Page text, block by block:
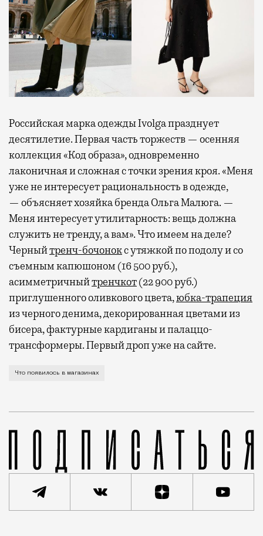
Российская марка одежды Ivolga празднует
десятилетие. Первая часть торжеств — осенняя
коллекция «Код образа», одновременно
лаконичная и сложная с точки зрения кроя. «Меня
уже не интересует рациональность в одежде,
— объясняет хозяйка бренда Ольга Малюга. —
Меня интересует утилитарность: вещь должна
служить не тренду, а вам». Что имеем на деле?
Черныйтренч-бочонокс утяжкой по подолу и со
съемным капюшоном (16 500 руб.),
асимметричныйтренчкот(22 900 руб.)
приглушенного оливкового цвета,юбка-трапеция
из черного денима, декорированная цветами из
бисера, фактурные кардиганы и палаццо-
трансформеры. Первый дроп уже на сайте.
А также керамика в наивном стиле, украшения с
Что появилось в магазинах